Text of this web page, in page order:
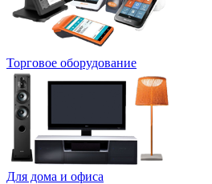
Торговое оборудование
Для дома и офиса